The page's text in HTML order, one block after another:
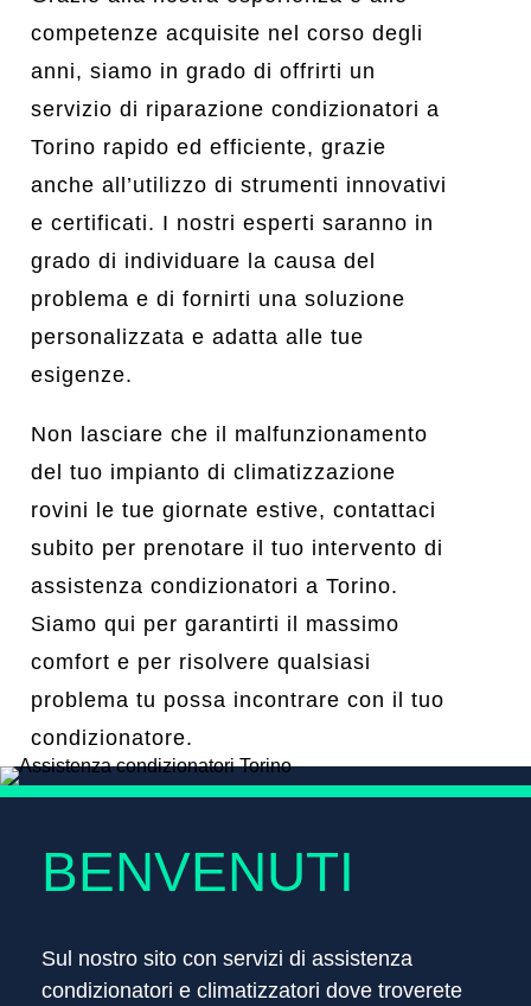
competenze acquisite nel corso degli
anni, siamo in grado di offrirti un
servizio di riparazione condizionatori a
Torino rapido ed efficiente, grazie
anche all’utilizzo di strumenti innovativi
e certificati. I nostri esperti saranno in
grado di individuare la causa del
problema e di fornirti una soluzione
personalizzata e adatta alle tue
esigenze.
Non lasciare che il malfunzionamento
del tuo impianto di climatizzazione
rovini le tue giornate estive, contattaci
subito per prenotare il tuo intervento di
assistenza condizionatori a Torino.
Siamo qui per garantirti il massimo
comfort e per risolvere qualsiasi
problema tu possa incontrare con il tuo
condizionatore.
BENVENUTI
Sul nostro sito con servizi di assistenza
condizionatori e climatizzatori dove troverete